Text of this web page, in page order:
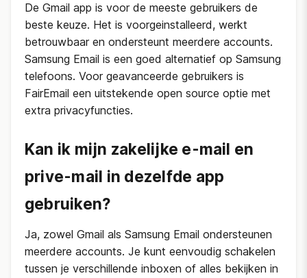
De Gmail app is voor de meeste gebruikers de
beste keuze. Het is voorgeinstalleerd, werkt
betrouwbaar en ondersteunt meerdere accounts.
Samsung Email is een goed alternatief op Samsung
telefoons. Voor geavanceerde gebruikers is
FairEmail een uitstekende open source optie met
extra privacyfuncties.
Kan ik mijn zakelijke e-mail en
prive-mail in dezelfde app
gebruiken?
Ja, zowel Gmail als Samsung Email ondersteunen
meerdere accounts. Je kunt eenvoudig schakelen
tussen je verschillende inboxen of alles bekijken in